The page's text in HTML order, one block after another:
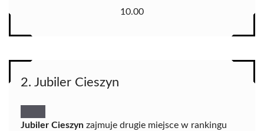
10.00
2. Jubiler Cieszyn
Jubiler Cieszyn zajmuje drugie miejsce w rankingu